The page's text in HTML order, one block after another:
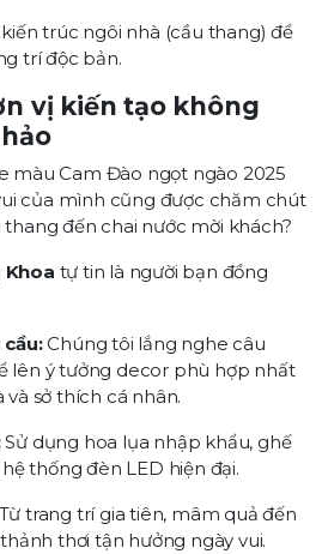
trúc ngôi nhà (cầu thang) để
trí độc bản.
vị kiến tạo không
màu Cam Đào ngọt ngào 2025
của mình cũng được chăm chút
đến chai nước mời khách?
Khoa tự tin là người bạn đồng
Chúng tôi lắng nghe câu
lên ý tưởng decor phù hợp nhất
sở thích cá nhân.
Sử dụng hoa lụa nhập khẩu, ghế
thống đèn LED hiện đại.
trang trí gia tiên, mâm quả đến
thơi tận hưởng ngày vui.